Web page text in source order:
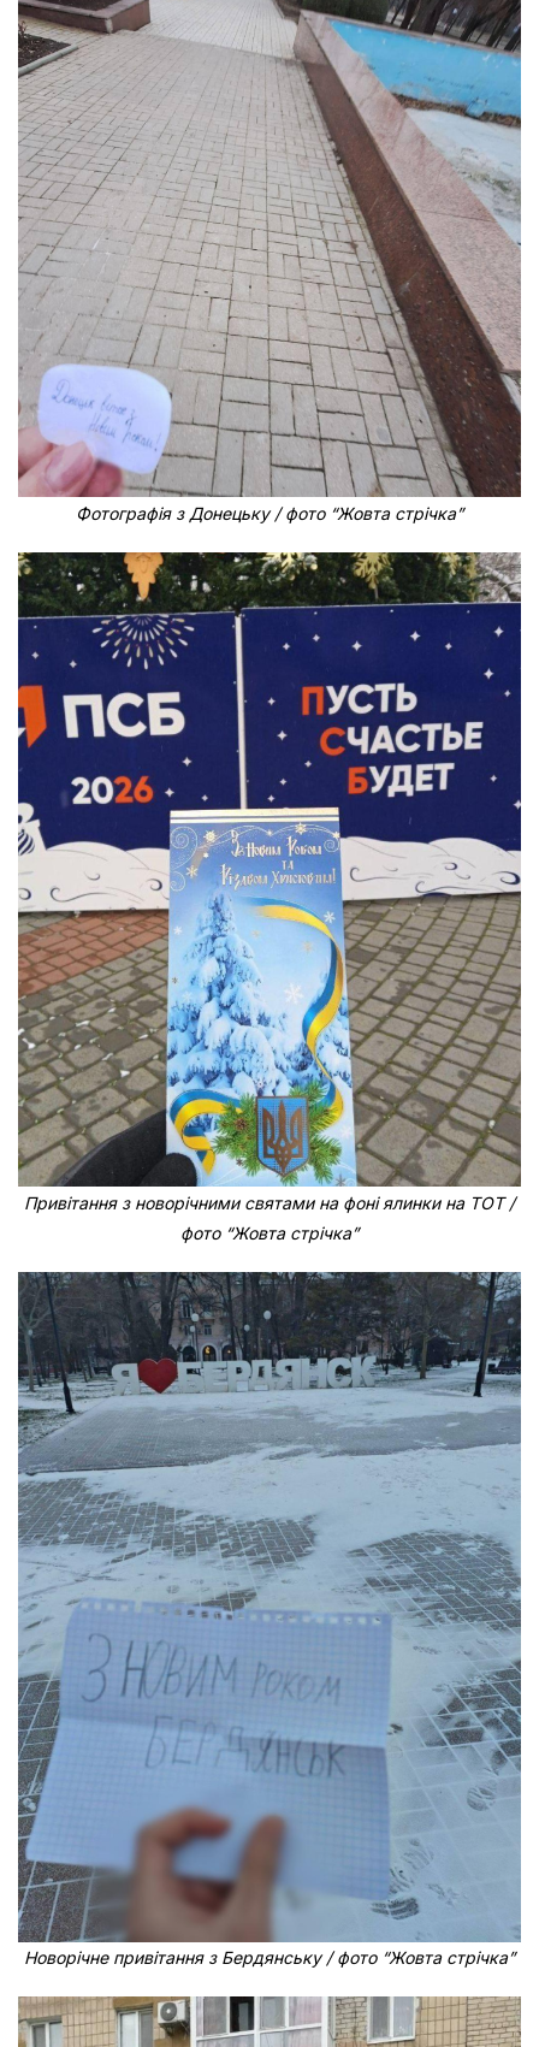
Фотографія з Донецьку / фото “Жовта стрічка”
Привітання з новорічними святами на фоні ялинки на ТОТ /
фото “Жовта стрічка”
Новорічне привітання з Бердянську / фото “Жовта стрічка”